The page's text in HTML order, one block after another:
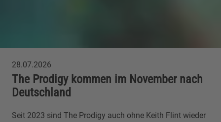
28.07.2026
The Prodigy kommen im November nach
Deutschland
Seit 2023 sind The Prodigy auch ohne Keith Flint wieder